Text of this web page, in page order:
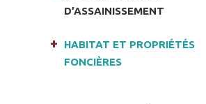
D’ASSAINISSEMENT
HABITAT ET PROPRIÉTÉS
FONCIÈRES